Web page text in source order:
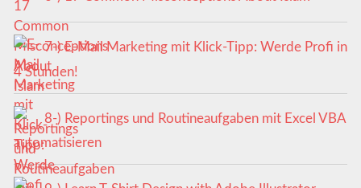
7-) E-Mail Marketing mit Klick-Tipp: Werde Profi in
4 Stunden!
8-) Reportings und Routineaufgaben mit Excel VBA
automatisieren